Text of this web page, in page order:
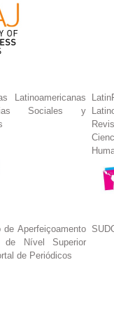
Latinoamericanas
Sociales y
de Aperfeiçoamento
de Nível Superior
de Periódicos